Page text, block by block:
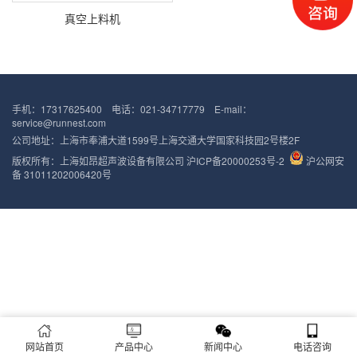
真空上料机
手机：17317625400 电话：021-34717779 E-mail：
service@runnest.com
公司地址：上海市奉浦大道1599号上海交通大学国家科技园2号楼2F
版权所有：上海如昂超声波设备有限公司 沪ICP备20000253号-2
沪公网安
备 31011202006420号
网站首页 产品中心 新闻中心 电话咨询